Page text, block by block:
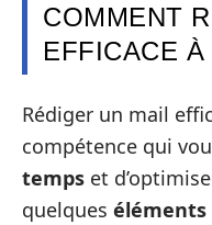
COMMENT
EFFICACE
Rédiger un mail
compétence qui
temps et
quelques éléments